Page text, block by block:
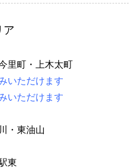
ア
里町・上木太町
いただけます
いただけます
東油山
東